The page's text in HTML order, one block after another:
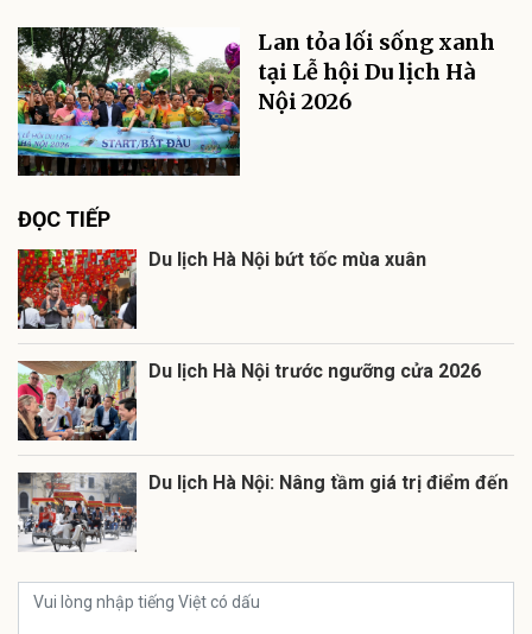
Lan tỏa lối sống xanh
tại Lễ hội Du lịch Hà
Nội 2026
ĐỌC TIẾP
Du lịch Hà Nội bứt tốc mùa xuân
Du lịch Hà Nội trước ngưỡng cửa 2026
Du lịch Hà Nội: Nâng tầm giá trị điểm đến